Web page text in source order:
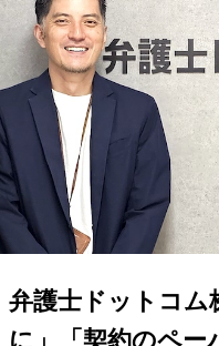
弁護士ドットコム
に」「契約のペー